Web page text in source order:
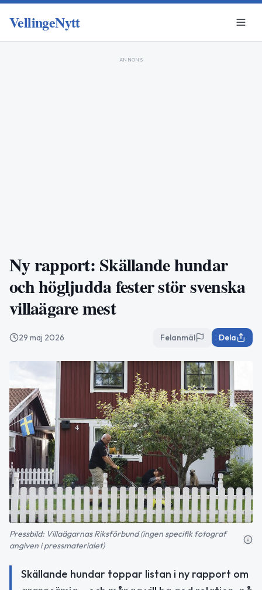
VellingeNytt
ANNONS
Ny rapport: Skällande hundar
och högljudda fester stör svenska
villaägare mest
29 maj 2026 Felanmäl Dela
Pressbild: Villaägarnas Riksförbund (ingen specifik fotograf
angiven i pressmaterialet)
Skällande hundar toppar listan i ny rapport om